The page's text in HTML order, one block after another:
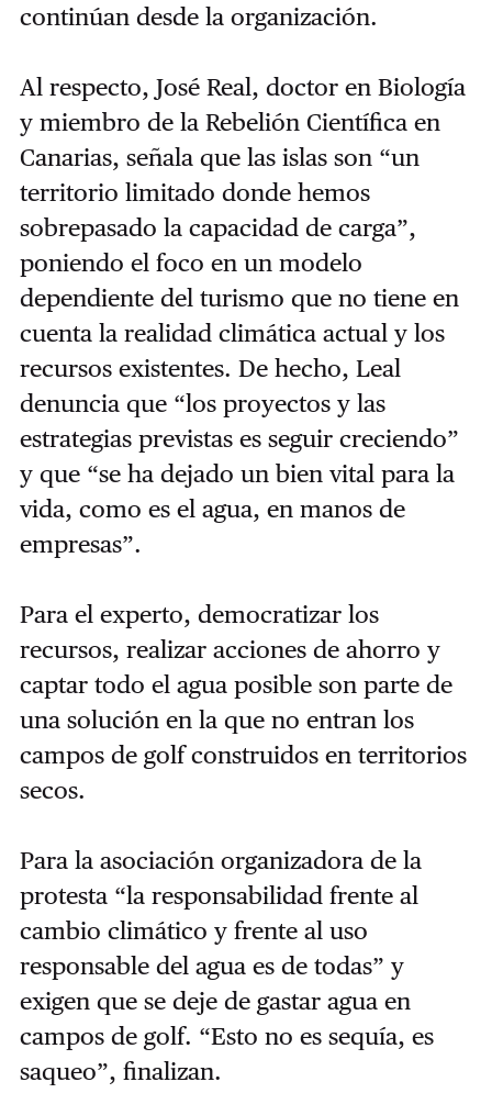
continúan desde la organización.
Al respecto, José Real, doctor en Biología
y miembro de la Rebelión Científica en
Canarias, señala que las islas son “un
territorio limitado donde hemos
sobrepasado la capacidad de carga”,
poniendo el foco en un modelo
dependiente del turismo que no tiene en
cuenta la realidad climática actual y los
recursos existentes. De hecho, Leal
denuncia que “los proyectos y las
estrategias previstas es seguir creciendo”
y que “se ha dejado un bien vital para la
vida, como es el agua, en manos de
empresas”.
Para el experto, democratizar los
recursos, realizar acciones de ahorro y
captar todo el agua posible son parte de
una solución en la que no entran los
campos de golf construidos en territorios
secos.
Para la asociación organizadora de la
protesta “la responsabilidad frente al
cambio climático y frente al uso
responsable del agua es de todas” y
exigen que se deje de gastar agua en
campos de golf. “Esto no es sequía, es
saqueo”, finalizan.